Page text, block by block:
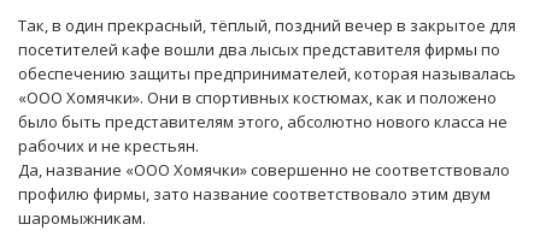
Так, в один прекрасный, тёплый, поздний вечер в закрытое для
посетителей кафе вошли два лысых представителя фирмы по
обеспечению защиты предпринимателей, которая называлась
«ООО Хомячки». Они в спортивных костюмах, как и положено
было быть представителям этого, абсолютно нового класса не
рабочих и не крестьян.
Да, название «ООО Хомячки» совершенно не соответствовало
профилю фирмы, зато название соответствовало этим двум
шаромыжникам.